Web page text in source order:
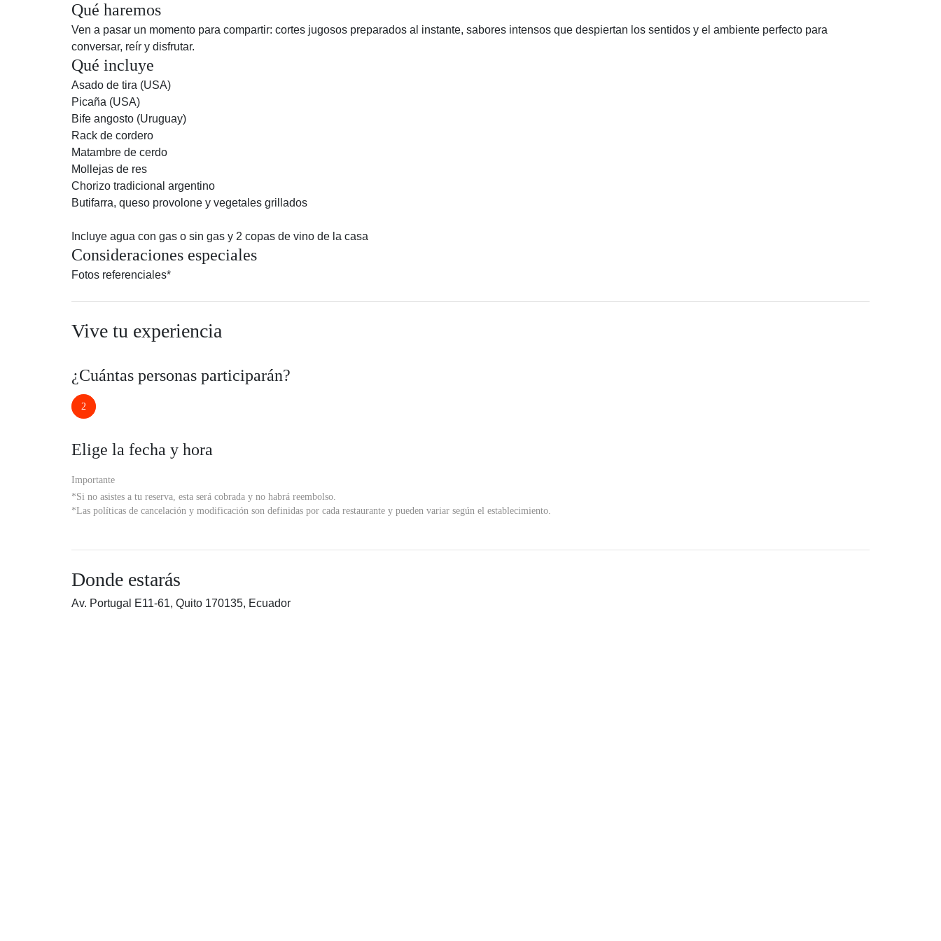
Qué haremos
Ven a pasar un momento para compartir: cortes jugosos preparados al instante, sabores intensos que despiertan los sentidos y el ambiente perfecto para
conversar, reír y disfrutar.
Qué incluye
Asado de tira (USA)
Picaña (USA)
Bife angosto (Uruguay)
Rack de cordero
Matambre de cerdo
Mollejas de res
Chorizo tradicional argentino
Butifarra, queso provolone y vegetales grillados
Incluye agua con gas o sin gas y 2 copas de vino de la casa
Consideraciones especiales
Fotos referenciales*
Vive tu experiencia
¿Cuántas personas participarán?
2
Elige la fecha y hora
Importante
*Si no asistes a tu reserva, esta será cobrada y no habrá reembolso.
*Las políticas de cancelación y modificación son definidas por cada restaurante y pueden variar según el establecimiento.
Donde estarás
Av. Portugal E11-61, Quito 170135, Ecuador